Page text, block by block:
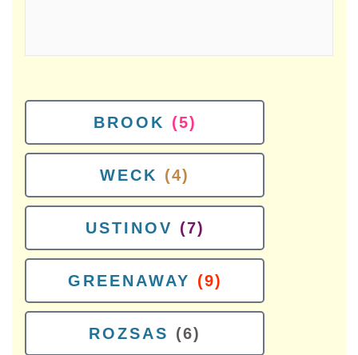
BROOK (5)
WECK (4)
USTINOV (7)
GREENAWAY (9)
ROZSAS (6)